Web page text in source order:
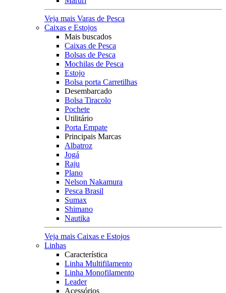
Veja mais Varas de Pesca
Caixas e Estojos
Mais buscados
Caixas de Pesca
Bolsas de Pesca
Mochilas de Pesca
Estojo
Bolsa porta Carretilhas
Desembarcado
Bolsa Tiracolo
Pochete
Utilitário
Porta Empate
Principais Marcas
Albatroz
Jogá
Raju
Plano
Nelson Nakamura
Pesca Brasil
Sumax
Shimano
Nautika
Veja mais Caixas e Estojos
Linhas
Característica
Linha Multifilamento
Linha Monofilamento
Leader
Acessórios